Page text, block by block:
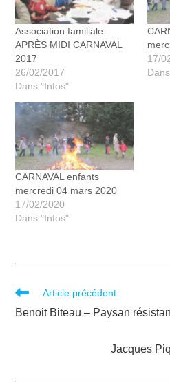
Association familiale:
APRÈS MIDI CARNAVAL
2017
26/02/2017
Dans "Infos"
17/
CARNAVAL enfants
mercredi 04 mars 2020
17/02/2020
Dans "Infos"
Article précédent
Benoit Biteau – Paysan
Jacques